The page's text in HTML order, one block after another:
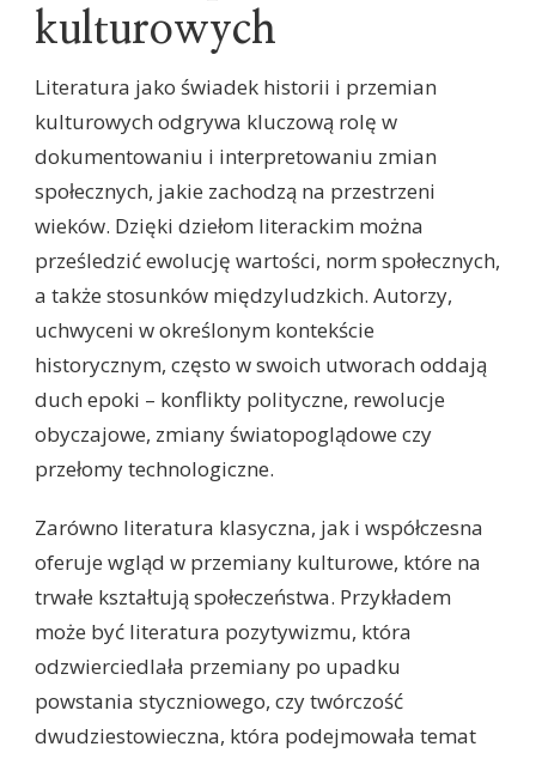
kulturowych
Literatura jako świadek historii i przemian
kulturowych odgrywa kluczową rolę w
dokumentowaniu i interpretowaniu zmian
społecznych, jakie zachodzą na przestrzeni
wieków. Dzięki dziełom literackim można
prześledzić ewolucję wartości, norm społecznych,
a także stosunków międzyludzkich. Autorzy,
uchwyceni w określonym kontekście
historycznym, często w swoich utworach oddają
duch epoki – konflikty polityczne, rewolucje
obyczajowe, zmiany światopoglądowe czy
przełomy technologiczne.
Zarówno literatura klasyczna, jak i współczesna
oferuje wgląd w przemiany kulturowe, które na
trwałe kształtują społeczeństwa. Przykładem
może być literatura pozytywizmu, która
odzwierciedlała przemiany po upadku
powstania styczniowego, czy twórczość
dwudziestowieczna, która podejmowała temat